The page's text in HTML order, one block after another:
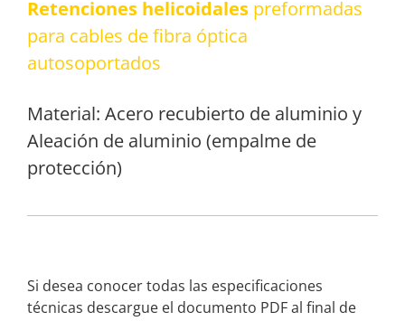
Retenciones helicoidalespreformadas
para cables de fibra óptica
autosoportados
Material: Acero recubierto de aluminio y
Aleación de aluminio (empalme de
protección)
Si desea conocer todas las especificaciones
técnicas descargue el documento PDF al final de